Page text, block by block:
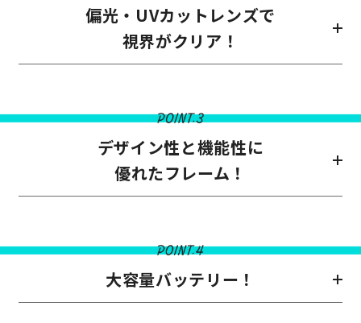
偏光・UVカットレンズで
視界がクリア！
デザイン性と機能性に
優れたフレーム！
大容量バッテリー！